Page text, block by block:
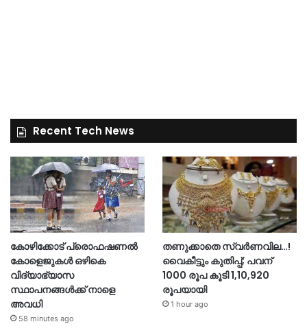
Recent Tech News
കോഴിക്കോട് പ്രൊഫഷണൽ
കോളെജുകൾ ഒഴികെ
വിദ്യാഭ്യാസ
സ്ഥാപനങ്ങൾക്ക് നാളെ
അവധി
58 minutes ago
തണുക്കാതെ സ്വർണവില…!
വൈകീട്ടും കുതിപ്പ്; പവന്
1000 രൂപ കൂടി 1,10,920
രൂപയായി
1 hour ago